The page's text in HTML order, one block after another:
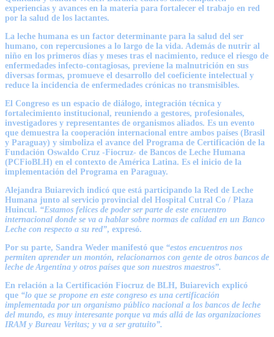
experiencias y avances en la materia para fortalecer el trabajo en red
por la salud de los lactantes.
La leche humana es un factor determinante para la salud del ser
humano, con repercusiones a lo largo de la vida. Además de nutrir al
niño en los primeros días y meses tras el nacimiento, reduce el riesgo de
enfermedades infecto-contagiosas, previene la malnutrición en sus
diversas formas, promueve el desarrollo del coeficiente intelectual y
reduce la incidencia de enfermedades crónicas no transmisibles.
El Congreso es un espacio de diálogo, integración técnica y
fortalecimiento institucional, reuniendo a gestores, profesionales,
investigadores y representantes de organismos aliados. Es un evento
que demuestra la cooperación internacional entre ambos países (Brasil
y Paraguay) y simboliza el avance del Programa de Certificación de la
Fundación Oswaldo Cruz -Fiocruz- de Bancos de Leche Humana
(PCFioBLH) en el contexto de América Latina. Es el inicio de la
implementación del Programa en Paraguay.
Alejandra Buiarevich indicó que está participando la Red de Leche
Humana junto al servicio provincial del Hospital Cutral Co / Plaza
Huincul. “Estamos felices de poder ser parte de este encuentro
internacional donde se va a hablar sobre normas de calidad en un Banco
Leche con respecto a su red”, expresó.
Por su parte, Sandra Weder manifestó que “estos encuentros nos
permiten aprender un montón, relacionarnos con gente de otros bancos de
leche de Argentina y otros países que son nuestros maestros”.
En relación a la Certificación Fiocruz de BLH, Buiarevich explicó
que “lo que se propone en este congreso es una certificación
implementada por un organismo público nacional a los bancos de leche
del mundo, es muy interesante porque va más allá de las organizaciones
IRAM y Bureau Veritas; y va a ser gratuito”.